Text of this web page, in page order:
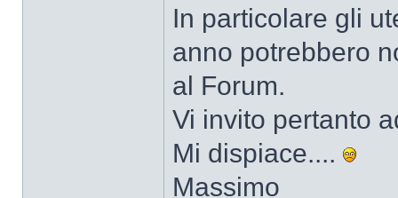
In particolare gli
anno potrebbero
al Forum.
Vi invito pertanto
Mi dispiace....
Massimo